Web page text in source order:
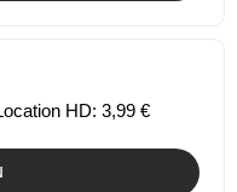
HD: 3,99 €